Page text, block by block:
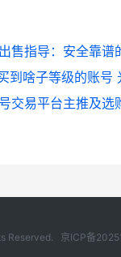
到啥子等级的账号
Reserved. 京ICP备